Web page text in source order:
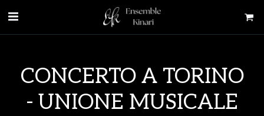
CONCERTO A TORINO
- UNIONE MUSICALE